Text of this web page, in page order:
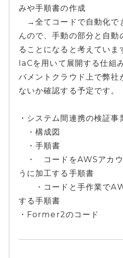
みや手順書の作成
→全てコードで自動化で
んので、手動の部分と自動
ることになると考えていま
IaCを用いて展開する仕組
バメントクラウド上で弊社
ないか確認する予定です。
・システム間連携の検証事
・構成図
・手順書
・ コードをAWSアカウ
うに加工する手順書
・コードと手作業で
する手順書
・Former2のコード